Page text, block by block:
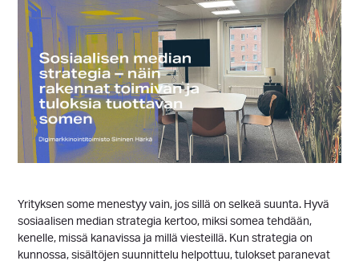
Yrityksen some menestyy vain, jos sillä on selkeä suunta. Hyvä
sosiaalisen median strategia kertoo, miksi somea tehdään,
kenelle, missä kanavissa ja millä viesteillä. Kun strategia on
kunnossa, sisältöjen suunnittelu helpottuu, tulokset paranevat